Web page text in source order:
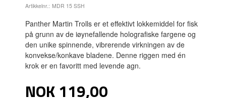
Artikkelnr.: MDR 15 SSH
Panther Martin Trolls er et effektivt lokkemiddel for fisk
på grunn av de iøynefallende holografiske fargene og
den unike spinnende, vibrerende virkningen av de
konvekse/konkave bladene. Denne riggen med én
krok er en favoritt med levende agn.
Pris
NOK119,00